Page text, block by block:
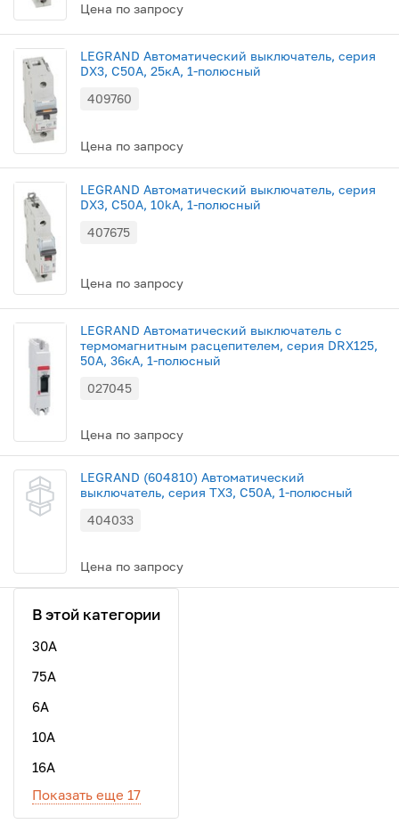
Цена по запросу
LEGRAND Автоматический выключатель, серия
DX3, C50A, 25кА, 1-полюсный
409760
Цена по запросу
LEGRAND Автоматический выключатель, серия
DX3, С50A, 10kA, 1-полюсный
407675
Цена по запросу
LEGRAND Автоматический выключатель с
термомагнитным расцепителем, серия DRX125,
50A, 36кА, 1-полюсный
027045
Цена по запросу
LEGRAND (604810) Автоматический
выключатель, серия TX3, С50A, 1-полюсный
404033
Цена по запросу
В этой категории
30A
75A
6А
10А
16А
Показать еще 17